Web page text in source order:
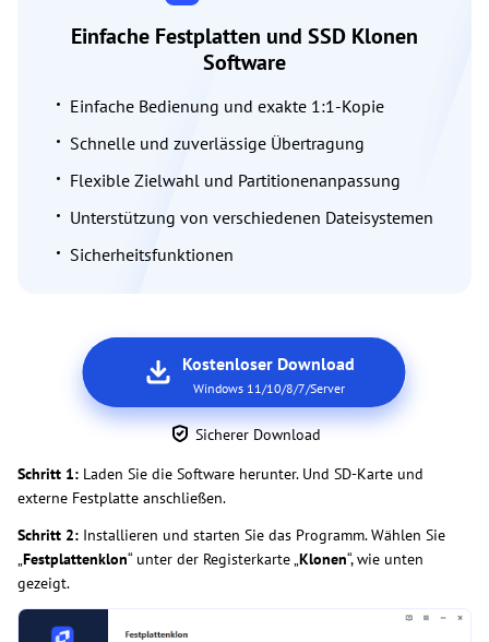
Einfache Festplatten und SSD Klonen
Software
Einfache Bedienung und exakte 1:1-Kopie
Schnelle und zuverlässige Übertragung
Flexible Zielwahl und Partitionenanpassung
Unterstützung von verschiedenen Dateisystemen
Sicherheitsfunktionen
Kostenloser Download
Windows 11/10/8/7/Server
Sicherer Download
Schritt 1: Laden Sie die Software herunter. Und SD-Karte und
externe Festplatte anschließen.
Schritt 2: Installieren und starten Sie das Programm. Wählen Sie
„Festplattenklon“ unter der Registerkarte „Klonen“, wie unten
gezeigt.